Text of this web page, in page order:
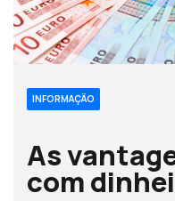
INFORMAÇÃO
As
com